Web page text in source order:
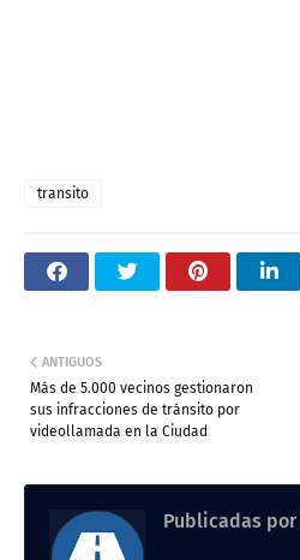
transito
ANTIGUOS
Más de 5.000 vecinos gestionaron
sus infracciones de tránsito por
videollamada en la Ciudad
Publicadas por